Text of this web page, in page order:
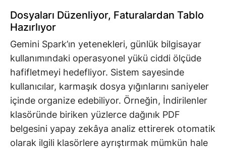
Dosyaları Düzenliyor, Faturalardan Tablo
Hazırlıyor
Gemini Spark’ın yetenekleri, günlük bilgisayar
kullanımındaki operasyonel yükü ciddi ölçüde
hafifletmeyi hedefliyor. Sistem sayesinde
kullanıcılar, karmaşık dosya yığınlarını saniyeler
içinde organize edebiliyor. Örneğin, İndirilenler
klasöründe biriken yüzlerce dağınık PDF
belgesini yapay zekâya analiz ettirerek otomatik
olarak ilgili klasörlere ayrıştırmak mümkün hale